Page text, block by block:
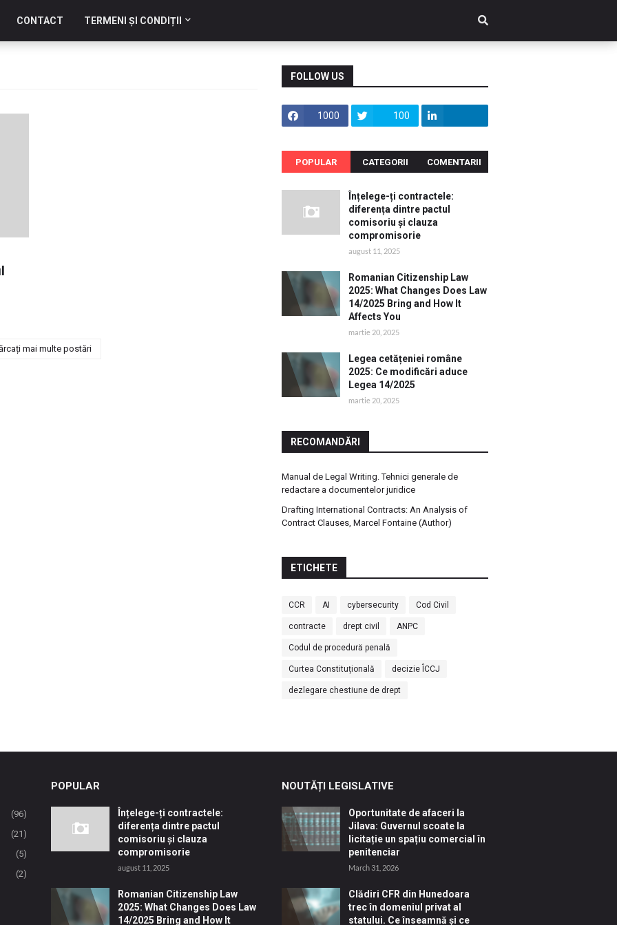
CONTACT TERMENI ȘI CONDIȚII
mai multe postări
FOLLOW US
1000 100
POPULAR CATEGORII COMENTARII
Înțelege-ți contractele:
diferența dintre pactul
comisoriu și clauza
compromisorie
august 11, 2025
Romanian Citizenship Law
2025: What Changes Does Law
14/2025 Bring and How It
Affects You
martie 20, 2025
Legea cetățeniei române
2025: Ce modificări aduce
Legea 14/2025
martie 20, 2025
RECOMANDĂRI
Manual de Legal Writing. Tehnici generale de
redactare a documentelor juridice
Drafting International Contracts: An Analysis of
Contract Clauses, Marcel Fontaine (Author)
ETICHETE
CCR AI cybersecurity Cod Civil
contracte drept civil ANPC
Codul de procedură penală
Curtea Constituțională decizie ÎCCJ
dezlegare chestiune de drept
(96)
(21)
(5)
(2)
POPULAR
Înțelege-ți contractele:
diferența dintre pactul
comisoriu și clauza
compromisorie
august 11, 2025
Romanian Citizenship Law
2025: What Changes Does Law
14/2025 Bring and How It
NOUTĂȚI LEGISLATIVE
Oportunitate de afaceri la
Jilava: Guvernul scoate la
licitație un spațiu comercial în
penitenciar
March 31, 2026
Clădiri CFR din Hunedoara
trec în domeniul privat al
statului. Ce înseamnă și ce